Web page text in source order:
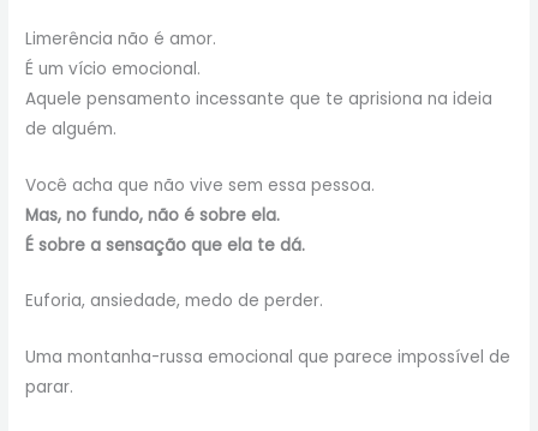
Limerência não é amor.
É um vício emocional.
Aquele pensamento incessante que te aprisiona na ideia
de alguém.
Você acha que não vive sem essa pessoa.
Mas, no fundo, não é sobre ela.
É sobre a sensação que ela te dá.
Euforia, ansiedade, medo de perder.
Uma montanha-russa emocional que parece impossível de
parar.